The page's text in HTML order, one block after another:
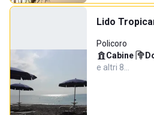
Lido
Policoro
Cabine·
e altri 8…